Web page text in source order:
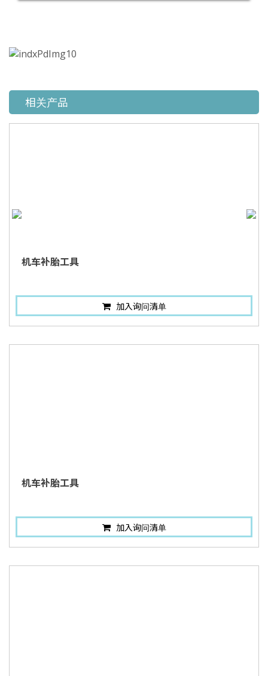
相关产品
机车补胎工具
加入询问清单
机车补胎工具
加入询问清单